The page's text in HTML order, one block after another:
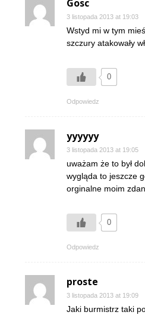
Gosc
3 listopada 2013 at 19:03
Wstyd mi w tym
szczury atakowały
0
Odpowiedz
yyyyyy
3 listopada 2013 at 19:05
uważam że to był
wygląda to jeszcze
orginalne moim
0
Odpowiedz
proste
3 listopada 2013 at 19:09
Jaki burmistrz taki